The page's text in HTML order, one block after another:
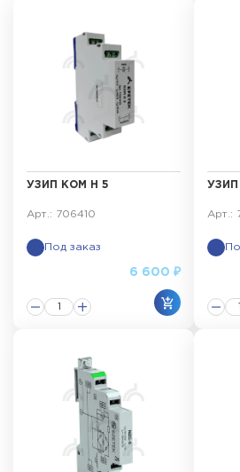
УЗИП КОМ Н 5
Арт.: 706410
Под заказ
6 600 ₽
Арт.: